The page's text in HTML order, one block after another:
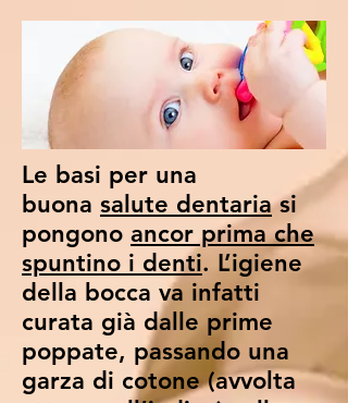
Le basi per una
buona salute dentariasi
pongono ancor prima che
spuntino i denti. L’igiene
della bocca va infatti
curata già dalle prime
poppate, passando una
garza di cotone (avvolta